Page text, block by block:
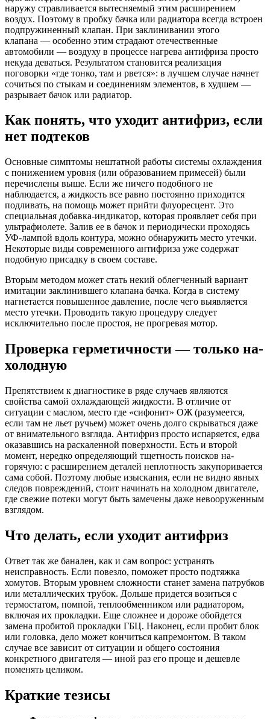
наружу стравливается вытесняемый этим расширением
воздух. Поэтому в пробку бачка или радиатора всегда встроен
подпружиненный клапан. При заклинивании этого
клапана — особенно этим страдают отечественные
автомобили — воздуху в процессе нагрева антифриза просто
некуда деваться. Результатом становится реализация
поговорки «где тонко, там и рвется»: в лучшем случае начнет
сочиться по стыкам и соединениям элементов, в худшем —
разрывает бачок или радиатор.
Как понять, что уходит антифриз, если
нет подтеков
Основные симптомы нештатной работы системы охлаждения
с понижением уровня (или образованием примесей) были
перечислены выше. Если же ничего подобного не
наблюдается, а жидкость все равно постоянно приходится
подливать, на помощь может прийти флуоресцент. Это
специальная добавка-индикатор, которая проявляет себя при
ультрафиолете. Залив ее в бачок и периодически проходясь
УФ-лампой вдоль контура, можно обнаружить место утечки.
Некоторые виды современного антифриза уже содержат
подобную присадку в своем составе.
Вторым методом может стать некий облегченный вариант
имитации заклинившего клапана бачка. Когда в систему
нагнетается повышенное давление, после чего выявляется
место утечки. Проводить такую процедуру следует
исключительно после простоя, не прогревая мотор.
Проверка герметичности — только на-
холодную
Препятствием к диагностике в ряде случаев являются
свойства самой охлаждающей жидкости. В отличие от
ситуации с маслом, место где «сифонит» ОЖ (разумеется,
если там не льет ручьем) может очень долго скрываться даже
от внимательного взгляда. Антифриз просто испаряется, едва
оказавшись на раскаленной поверхности. Есть и второй
момент, нередко определяющий тщетность поисков на-
горячую: с расширением деталей неплотность закупоривается
сама собой. Поэтому любые изыскания, если не видно явных
следов повреждений, стоит начинать на холодном двигателе,
где свежие потеки могут быть замечены даже невооруженным
взглядом.
Что делать, если уходит антифриз
Ответ так же банален, как и сам вопрос: устранять
неисправность. Если повезло, поможет просто подтяжка
хомутов. Вторым уровнем сложности станет замена патрубков
или металлических трубок. Дольше придется возиться с
термостатом, помпой, теплообменником или радиатором,
включая их прокладки. Еще сложнее и дороже обойдется
замена пробитой прокладки ГБЦ. Наконец, если пробит блок
или головка, дело может кончиться капремонтом. В таком
случае все зависит от ситуации и общего состояния
конкретного двигателя — иной раз его проще и дешевле
поменять целиком.
Краткие тезисы